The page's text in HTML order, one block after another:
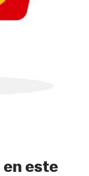
este